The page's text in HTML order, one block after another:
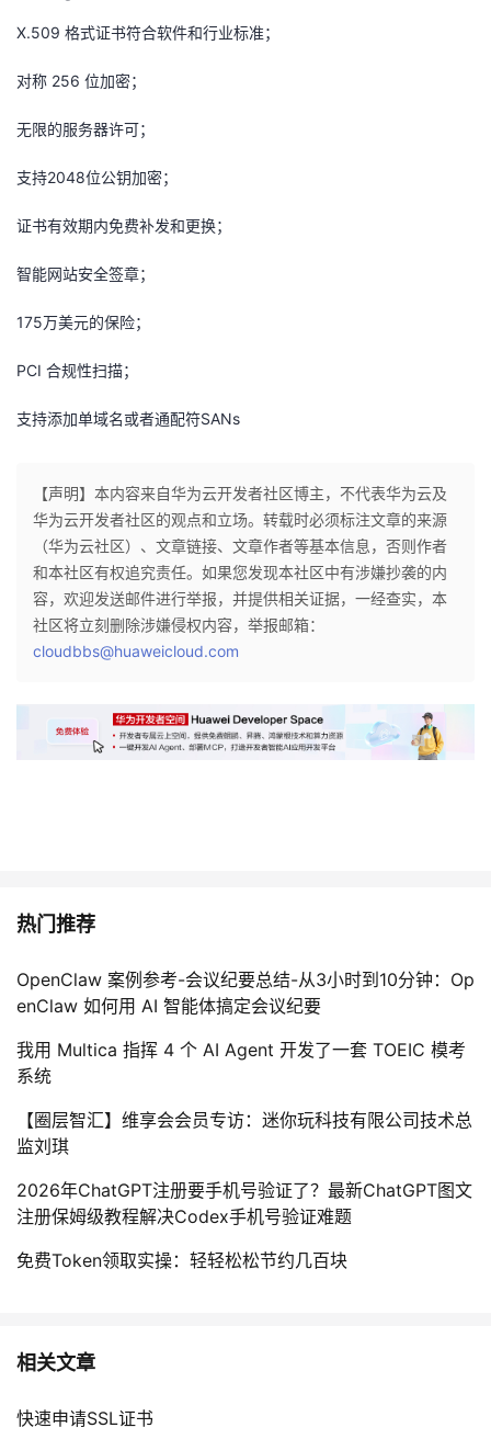
发
课
程
的
认
我
的
验
我
收
藏
Programs
的
支
术
支
云
声
议
X.509 格式证书符合软件和行业标准；
对称 256 位加密；
无限的服务器许可；
支持2048位公钥加密；
证书有效期内免费补发和更换；
智能网站安全签章；
175万美元的保险；
PCI 合规性扫描；
支持添加单域名或者通配符SANs
【声明】本内容来自华为云开发者社区博主，不代表华为云及
华为云开发者社区的观点和立场。转载时必须标注文章的来源
（华为云社区）、文章链接、文章作者等基本信息，否则作者
和本社区有权追究责任。如果您发现本社区中有涉嫌抄袭的内
容，欢迎发送邮件进行举报，并提供相关证据，一经查实，本
社区将立刻删除涉嫌侵权内容，举报邮箱：
cloudbbs@huaweicloud.com
热门推荐
OpenClaw 案例参考-会议纪要总结-从3小时到10分钟：Op
enClaw 如何用 AI 智能体搞定会议纪要
我用 Multica 指挥 4 个 AI Agent 开发了一套 TOEIC 模考
系统
【圈层智汇】维享会会员专访：迷你玩科技有限公司技术总
监刘琪
2026年ChatGPT注册要手机号验证了？最新ChatGPT图文
注册保姆级教程解决Codex手机号验证难题
免费Token领取实操：轻轻松松节约几百块
相关文章
快速申请SSL证书